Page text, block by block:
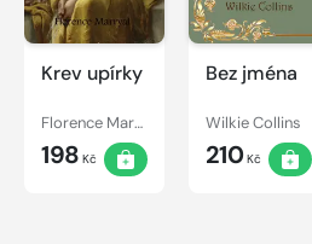
Krev upírky
Florence Marryat
198 Kč
Bez jména
Wilkie Collins
210Kč